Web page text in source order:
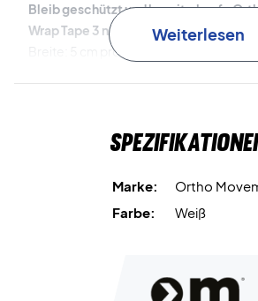
Bleib geschützt und bereit - kaufe
Wrap Tape 3 noch heute!
Breite: 5 cm pro Rolle.
Weiterlesen
Marke:
Ortho
Farbe:
Weiß